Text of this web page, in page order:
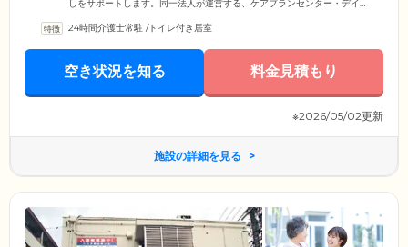
しをサポートします。同一法人が運営する、ケアプランセンター・デイ
浴・排泄の介助や機能訓練など、必要なサービスを受けられます。ぜひ
分。周辺には、市立図書館・市民プール・体育館などの公共施設があ
り、外出にも大変便利なエリアです。ご家族・ご友人のみなさまも、ぜ
24時間介護士常駐 /トイレ付き居室
空き状況を知る 料金見積もり
※2026/05/02更新
施設の詳細を見る